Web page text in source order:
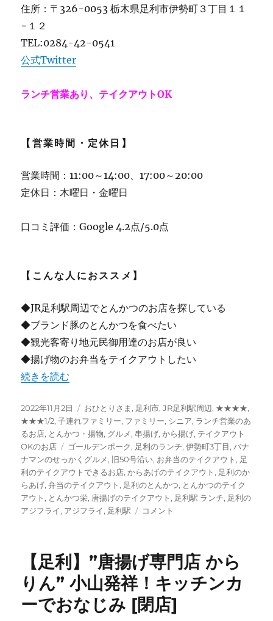
住所：〒326-0053 栃木県足利市伊勢町３丁目１１
−１２
TEL:0284-42-0541
公式Twitter
ランチ営業あり、テイクアウトOK
【営業時間・定休日】
営業時間：11:00～14:00、17:00～20:00
定休日：木曜日・金曜日
口コミ評価：Google 4.2点/5.0点
【こんな人におススメ】
◆JR足利駅周辺でとんかつのお店を探している
◆ブランド豚のとんかつを食べたい
◆観光客寄り地元民御用達のお店が良い
◆揚げ物のお弁当をテイクアウトしたい
“【足利】”とんかつ栄” JR足利駅近くの地元民御用
続きを読む
投
稿
日:
2022年11月2日
カ
テ
ゴ
リ
ー
おひとりさま, 足利市,JR足利駅周辺, ★★★★,
★★★1/2,子連れファミリー, ファミリー, シニア, ランチ営業のあ
るお店, とんかつ・揚物, グルメ, 串揚げ,から揚げ, テイクアウト
OKのお店
タ
グ
ゴールデンポーク, 足利のランチ,伊勢町3丁目,バナ
ナマンのせっかくグルメ, 旧50号沿い, お弁当のテイクアウト, 足
利のテイクアウトできるお店,からあげのテイクアウト, 足利のか
らあげ,弁当のテイクアウト, 足利のとんかつ, とんかつのテイク
アウト, とんかつ栄, 唐揚げのテイクアウト, 足利駅 ランチ, 足利の
アジフライ, アジフライ, 足利駅
【足
つ
栄”
JR
足
利
コメント
【足利】”唐揚げ専門店 から
りん” 小山発祥！キッチンカ
ーでおなじみ [閉店]